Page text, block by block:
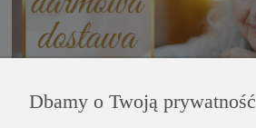
Dbamy o Twoją prywatność